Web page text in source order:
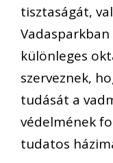
tisztaságát,
különleges
szerveznek,
tudását a
védelmének
tudatos